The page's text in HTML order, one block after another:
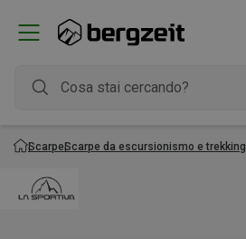
ScarpeScarpe da escursionismo e trekking